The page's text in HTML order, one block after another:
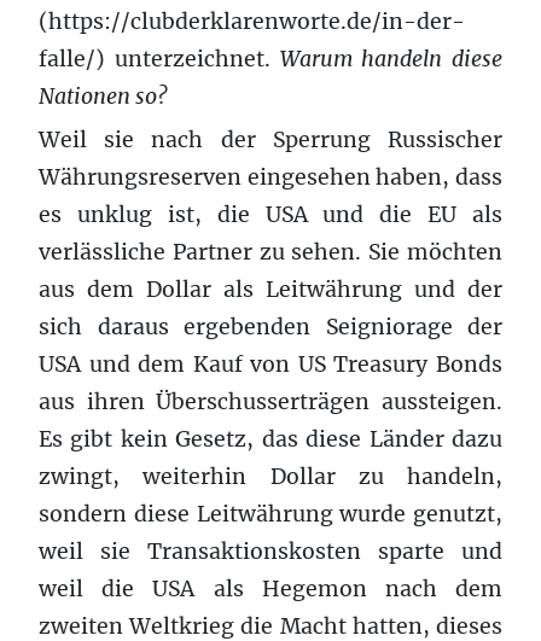
(https://clubderklarenworte.de/in-der-
falle/) unterzeichnet. Warum handeln diese
Nationen so?
Weil sie nach der Sperrung Russischer
Währungsreserven eingesehen haben, dass
es unklug ist, die USA und die EU als
verlässliche Partner zu sehen. Sie möchten
aus dem Dollar als Leitwährung und der
sich daraus ergebenden Seigniorage der
USA und dem Kauf von US Treasury Bonds
aus ihren Überschusserträgen aussteigen.
Es gibt kein Gesetz, das diese Länder dazu
zwingt, weiterhin Dollar zu handeln,
sondern diese Leitwährung wurde genutzt,
weil sie Transaktionskosten sparte und
weil die USA als Hegemon nach dem
zweiten Weltkrieg die Macht hatten, dieses